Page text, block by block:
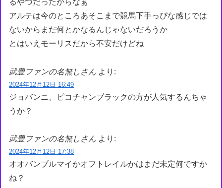
アルテは今のところあそこまで競馬下手っぴな感じでは
ないからまだ何とかなるんじゃないだろうか
とはいえモーリスだから不安だけどね
武豊ファンの名無しさん より:
2024年12月12日 16:49
ジョバンニ、ピコチャンブラックの方が人気するんちゃ
うか？
武豊ファンの名無しさん より:
2024年12月12日 17:38
オオバンブルマイかオフトレイルかはまだ未定何ですか
ね？